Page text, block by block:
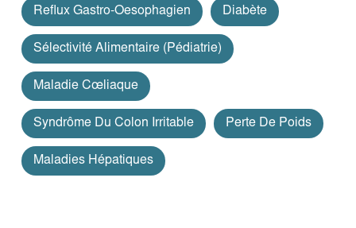
Reflux Gastro-Oesophagien Diabète
Sélectivité Alimentaire (pédiatrie)
Maladie Cœliaque
Syndrôme Du Colon Irritable Perte De Poids
Maladies Hépatiques